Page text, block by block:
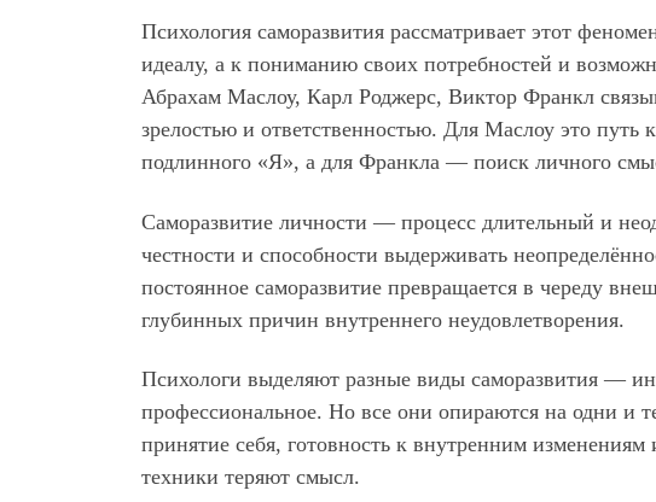
Психология саморазвития рассматривает этот
идеалу, а к пониманию своих потребностей и
Абрахам Маслоу, Карл Роджерс, Виктор Франкл
зрелостью и ответственностью. Для Маслоу это
подлинного «Я», а для Франкла — поиск личного
Саморазвитие личности — процесс длительный и
честности и способности выдерживать
постоянное саморазвитие превращается в череду
глубинных причин внутреннего неудовлетворения.
Психологи выделяют разные виды саморазвития —
профессиональное. Но все они опираются на одни и
принятие себя, готовность к внутренним
техники теряют смысл.